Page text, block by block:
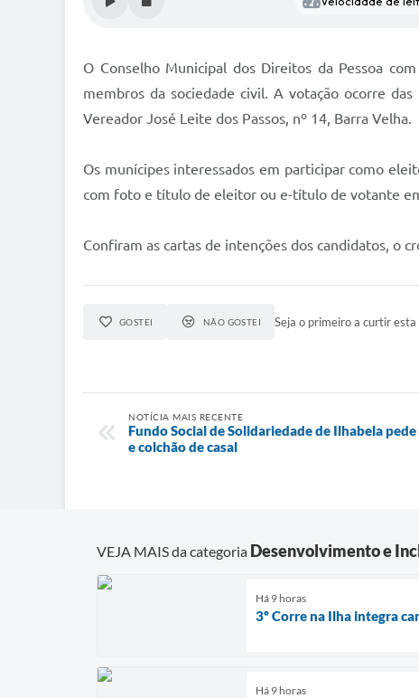
O Conselho Municipal dos Direitos da Pessoa
membros da sociedade civil. A votação ocorre
Vereador José Leite dos Passos, nº 14, Barra Velha.
Os munícipes interessados em participar como
com foto e título de eleitor ou e-título de votante
Confiram as cartas de intenções dos candidatos, o
GOSTEI NÃO GOSTEI Seja o primeiro a curtir esta
NOTÍCIA MAIS RECENTE
Fundo Social de Solidariedade de Ilhabela
e colchão de casal
VEJA MAIS da categoria Desenvolvimento e
Há 9 horas
3º Corre na Ilha integra
Há 9 horas